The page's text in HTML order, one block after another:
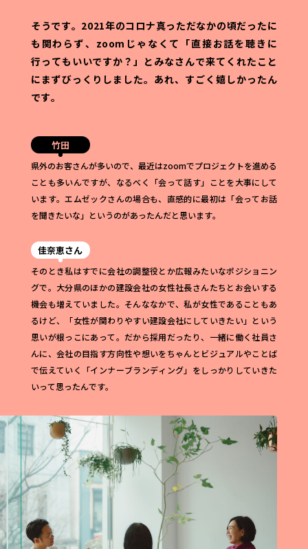
そうです。2021年のコロナ真っただなかの頃だったに
も関わらず、zoomじゃなくて「直接お話を聴きに
行ってもいいですか？」とみなさんで来てくれたこと
にまずびっくりしました。 あれ、すごく嬉しかったん
です。
竹田
県外のお客さんが多いので、最近はzoomでプロジェクトを進める
ことも多いんですが、なるべく「会って話す」ことを大事にして
います。エムゼックさんの場合も、直感的に最初は「会ってお話
を聞きたいな」というのがあったんだと思います。
佳奈恵さん
そのとき私はすでに会社の調整役とか広報みたいなポジショニン
グで。大分県のほかの建設会社の女性社長さんたちとお会いする
機会も増えていました。そんななかで、私が女性であることもあ
るけど、「女性が関わりやすい建設会社にしていきたい」という
思いが根っこにあって。だから採用だったり、一緒に働く社員さ
んに、会社の目指す方向性や想いをちゃんとビジュアルやことば
で伝えていく「インナーブランディング」をしっかりしていきた
いって思ったんです。